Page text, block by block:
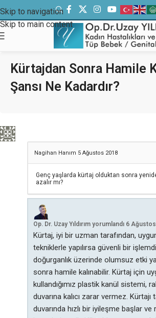
Skip to navigation
Skip to main content
Kürtajdan Sonra Hamile
Şansı Ne Kadardır?
Nagihan Hanım 5 Ağustos 2018
Genç yaşlarda kürtaj olduktan sonra
azalır mı?
Op. Dr. Uzay Yıldırım yorumlandı 6
Kürtaj, iyi bir uzman tarafından,
tekniklerle yapılırsa güvenli bir
doğurganlık üzerinde olumsuz etki
sonra hamile kalınabilir. Kürtaj için
kullandığımız plastik kanül sistemi,
duvarına kalıcı zarar vermez.
duvarında hızlı bir iyileşme başlar